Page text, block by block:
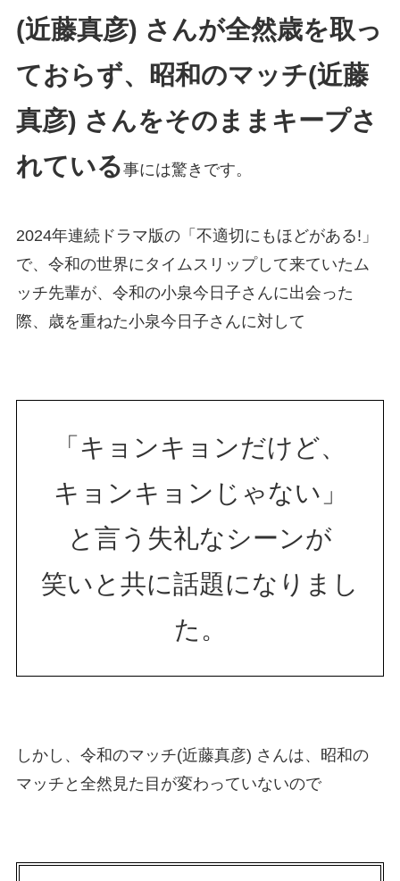
(近藤真彦) さんが全然歳を取っ
ておらず、昭和のマッチ(近藤
真彦) さんをそのままキープさ
れている事には驚きです。
2024年連続ドラマ版の「不適切にもほどがある!」
で、令和の世界にタイムスリップして来ていたム
ッチ先輩が、令和の小泉今日子さんに出会った
際、歳を重ねた小泉今日子さんに対して
「キョンキョンだけど、
キョンキョンじゃない」
と言う失礼なシーンが
笑いと共に話題になりまし
た。
しかし、令和のマッチ(近藤真彦) さんは、昭和の
マッチと全然見た目が変わっていないので